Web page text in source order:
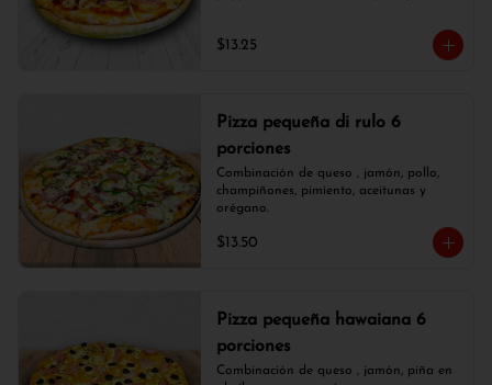
$13.25
Pizza pequeña di rulo 6
porciones
Combinación de queso , jamón, pollo,
champiñones, pimiento, aceitunas y
orégano.
$13.50
Pizza pequeña hawaiana 6
porciones
Combinación de queso , jamón, piña en